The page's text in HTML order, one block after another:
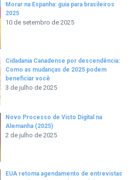
Morar na Espanha: guia para brasileiros
2025
10 de setembro de 2025
Cidadania Canadense por descendência:
Como as mudanças de 2025 podem
beneficiar você
3 de julho de 2025
Novo Processo de Visto Digital na
Alemanha (2025)
2 de julho de 2025
EUA retoma agendamento de entrevistas